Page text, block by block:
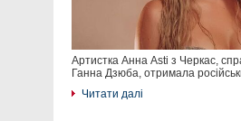
Артистка Анна Asti з Черкас,
Ганна Дзюба, отримала
Читати далі